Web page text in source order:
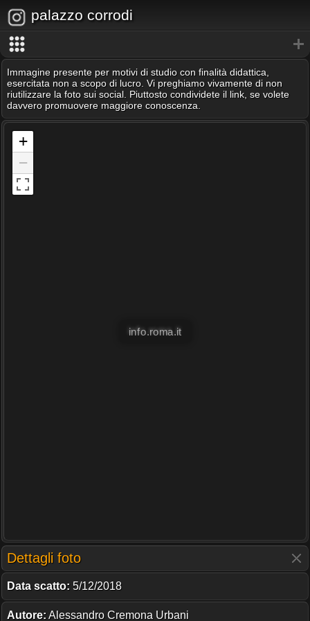
palazzo corrodi
Immagine presente per motivi di studio con finalità didattica,
esercitata non a scopo di lucro. Vi preghiamo vivamente di non
riutilizzare la foto sui social. Piuttosto condividete il link, se volete
davvero promuovere maggiore conoscenza.
+
−
info.roma.it
Dettagli foto
Data scatto: 5/12/2018
Autore:Alessandro Cremona Urbani